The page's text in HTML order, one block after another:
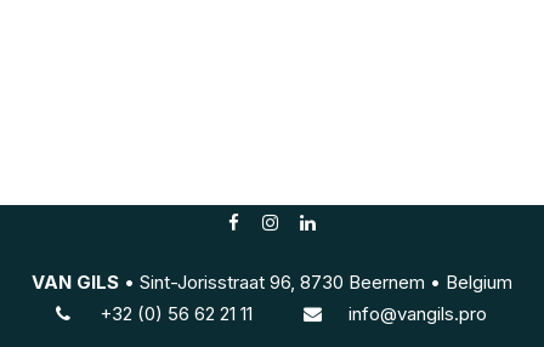
VAN GILS • Sint-Jorisstraat 96, 8730 Beernem • Belgium
+32 (0) 56 62 21 11 info@vangils.pro